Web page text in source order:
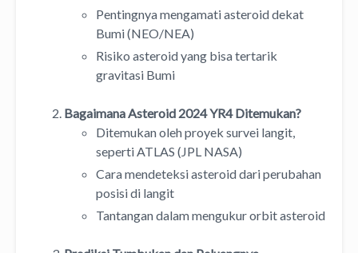
Pentingnya mengamati asteroid dekat
Bumi (NEO/NEA)
Risiko asteroid yang bisa tertarik
gravitasi Bumi
Bagaimana Asteroid 2024 YR4 Ditemukan?
Ditemukan oleh proyek survei langit,
seperti ATLAS (JPL NASA)
Cara mendeteksi asteroid dari perubahan
posisi di langit
Tantangan dalam mengukur orbit asteroid